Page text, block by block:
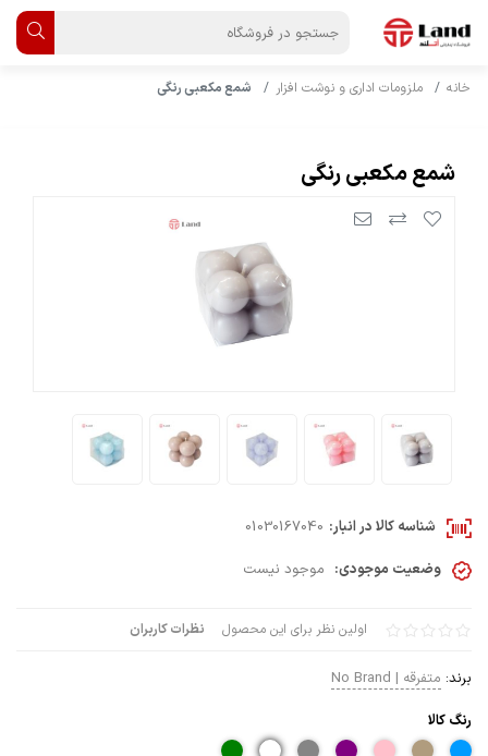
خانه ملزومات اداری و نوشت افزار شمع مکعبی رنگی
شمع مکعبی رنگی
اولین نظر برای این محصول نظرات کاربران
برند: متفرقه | No Brand
رنگ كالا
شناسه کالا در انبار: 01030167040
وضعیت موجودی: موجود نیست